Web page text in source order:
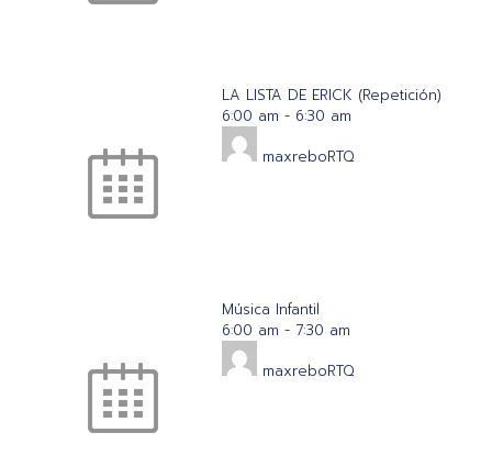
LA LISTA DE ERICK (Repetición)
6:00 am - 6:30 am
maxreboRTQ
Música Infantil
6:00 am - 7:30 am
maxreboRTQ